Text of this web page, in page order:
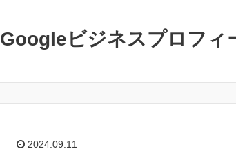
Googleビジネスプロフィ
2024.09.11